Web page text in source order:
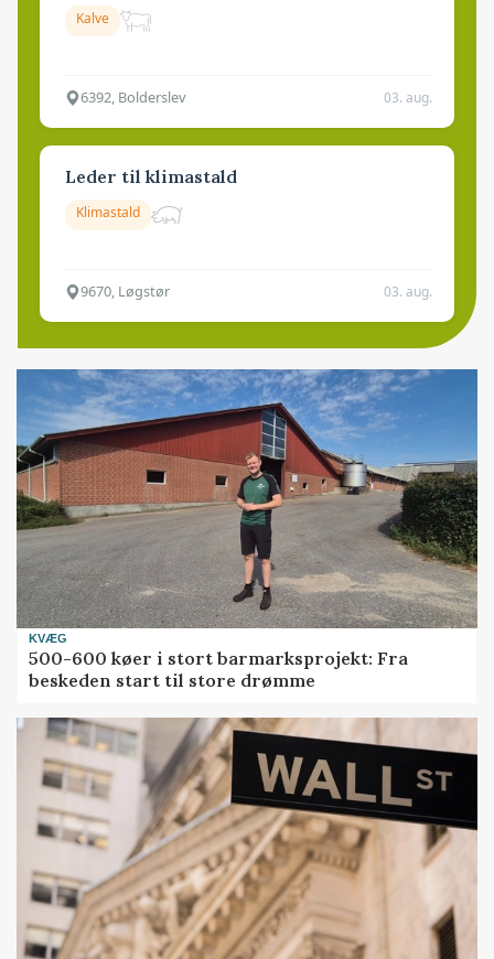
Kalve
6392, Bolderslev 03. aug.
Leder til klimastald
Klimastald
9670, Løgstør 03. aug.
KVÆG
500-600 køer i stort barmarksprojekt: Fra
beskeden start til store drømme